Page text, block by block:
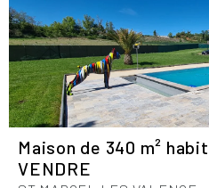
Maison de 340 m²
VENDRE